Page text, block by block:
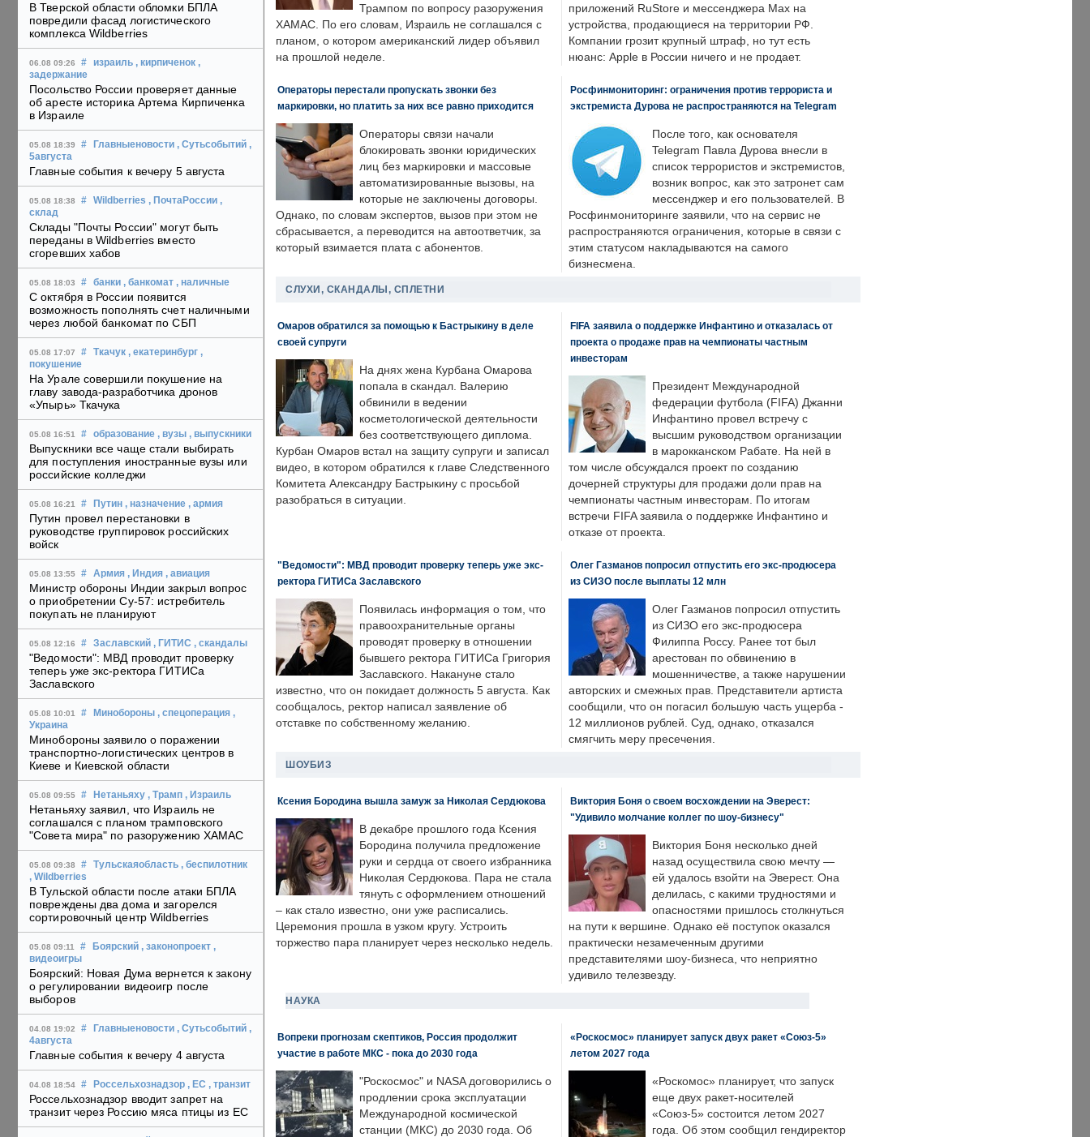
В Тверской области обломки БПЛА
повредили фасад логистического
комплекса Wildberries
06.08 09:26 # израиль , кирпиченок ,
задержание
Посольство России проверяет данные
об аресте историка Артема Кирпиченка
в Израиле
05.08 18:39 # Главныеновости , Сутьсобытий ,
5августа
Главные события к вечеру 5 августа
05.08 18:38 # Wildberries , ПочтаРоссии ,
склад
Склады "Почты России" могут быть
переданы в Wildberries вместо
сгоревших хабов
05.08 18:03 # банки , банкомат , наличные
С октября в России появится
возможность пополнять счет наличными
через любой банкомат по СБП
05.08 17:07 # Ткачук , екатеринбург ,
покушение
На Урале совершили покушение на
главу завода-разработчика дронов
«Упырь» Ткачука
05.08 16:51 # образование , вузы , выпускники
Выпускники все чаще стали выбирать
для поступления иностранные вузы или
российские колледжи
05.08 16:21 # Путин , назначение , армия
Путин провел перестановки в
руководстве группировок российских
войск
05.08 13:55 # Армия , Индия , авиация
Министр обороны Индии закрыл вопрос
о приобретении Су-57: истребитель
покупать не планируют
05.08 12:16 # Заславский , ГИТИС , скандалы
"Ведомости": МВД проводит проверку
теперь уже экс-ректора ГИТИСа
Заславского
05.08 10:01 # Минобороны , спецоперация ,
Украина
Минобороны заявило о поражении
транспортно-логистических центров в
Киеве и Киевской области
05.08 09:55 # Нетаньяху , Трамп , Израиль
Нетаньяху заявил, что Израиль не
соглашался с планом трамповского
"Совета мира" по разоружению ХАМАС
05.08 09:38 # Тульскаяобласть , беспилотник
, Wildberries
В Тульской области после атаки БПЛА
повреждены два дома и загорелся
сортировочный центр Wildberries
05.08 09:11 # Боярский , законопроект ,
видеоигры
Боярский: Новая Дума вернется к закону
о регулировании видеоигр после
выборов
04.08 19:02 # Главныеновости , Сутьсобытий ,
4августа
Главные события к вечеру 4 августа
04.08 18:54 # Россельхознадзор , ЕС , транзит
Россельхознадзор вводит запрет на
транзит через Россию мяса птицы из ЕС
Трампом по вопросу разоружения
ХАМАС. По его словам, Израиль не соглашался с
планом, о котором американский лидер объявил
на прошлой неделе.
приложений RuStore и мессенджера Max на
устройства, продающиеся на территории РФ.
Компании грозит крупный штраф, но тут есть
нюанс: Apple в России ничего и не продает.
Операторы перестали пропускать звонки без
маркировки, но платить за них все равно приходится
Операторы связи начали
блокировать звонки юридических
лиц без маркировки и массовые
автоматизированные вызовы, на
которые не заключены договоры.
Однако, по словам экспертов, вызов при этом не
сбрасывается, а переводится на автоответчик, за
который взимается плата с абонентов.
Росфинмониторинг: ограничения против террориста и
экстремиста Дурова не распространяются на Telegram
После того, как основателя
Telegram Павла Дурова внесли в
список террористов и экстремистов,
возник вопрос, как это затронет сам
мессенджер и его пользователей. В
Росфинмониторинге заявили, что на сервис не
распространяются ограничения, которые в связи с
этим статусом накладываются на самого
бизнесмена.
СЛУХИ, СКАНДАЛЫ, СПЛЕТНИ
Омаров обратился за помощью к Бастрыкину в деле
своей супруги
На днях жена Курбана Омарова
попала в скандал. Валерию
обвинили в ведении
косметологической деятельности
без соответствующего диплома.
Курбан Омаров встал на защиту супруги и записал
видео, в котором обратился к главе Следственного
Комитета Александру Бастрыкину с просьбой
разобраться в ситуации.
FIFA заявила о поддержке Инфантино и отказалась от
проекта о продаже прав на чемпионаты частным
инвесторам
Президент Международной
федерации футбола (FIFA) Джанни
Инфантино провел встречу с
высшим руководством организации
в марокканском Рабате. На ней в
том числе обсуждался проект по созданию
дочерней структуры для продажи доли прав на
чемпионаты частным инвесторам. По итогам
встречи FIFA заявила о поддержке Инфантино и
отказе от проекта.
"Ведомости": МВД проводит проверку теперь уже экс-
ректора ГИТИСа Заславского
Появилась информация о том, что
правоохранительные органы
проводят проверку в отношении
бывшего ректора ГИТИСа Григория
Заславского. Накануне стало
известно, что он покидает должность 5 августа. Как
сообщалось, ректор написал заявление об
отставке по собственному желанию.
Олег Газманов попросил отпустить его экс-продюсера
из СИЗО после выплаты 12 млн
Олег Газманов попросил отпустить
из СИЗО его экс-продюсера
Филиппа Россу. Ранее тот был
арестован по обвинению в
мошенничестве, а также нарушении
авторских и смежных прав. Представители артиста
сообщили, что он погасил большую часть ущерба -
12 миллионов рублей. Суд, однако, отказался
смягчить меру пресечения.
ШОУБИЗ
Ксения Бородина вышла замуж за Николая Сердюкова
В декабре прошлого года Ксения
Бородина получила предложение
руки и сердца от своего избранника
Николая Сердюкова. Пара не стала
тянуть с оформлением отношений
– как стало известно, они уже расписались.
Церемония прошла в узком кругу. Устроить
торжество пара планирует через несколько недель.
Виктория Боня о своем восхождении на Эверест:
"Удивило молчание коллег по шоу-бизнесу"
Виктория Боня несколько дней
назад осуществила свою мечту —
ей удалось взойти на Эверест. Она
делилась, с какими трудностями и
опасностями пришлось столкнуться
на пути к вершине. Однако её поступок оказался
практически незамеченным другими
представителями шоу-бизнеса, что неприятно
удивило телезвезду.
НАУКА
Вопреки прогнозам скептиков, Россия продолжит
участие в работе МКС - пока до 2030 года
"Роскосмос" и NASA договорились о
продлении срока эксплуатации
Международной космической
станции (МКС) до 2030 года. Об
«Роскосмос» планирует запуск двух ракет «Союз-5»
летом 2027 года
«Роскомос» планирует, что запуск
еще двух ракет-носителей
«Союз-5» состоится летом 2027
года. Об этом сообщил гендиректор